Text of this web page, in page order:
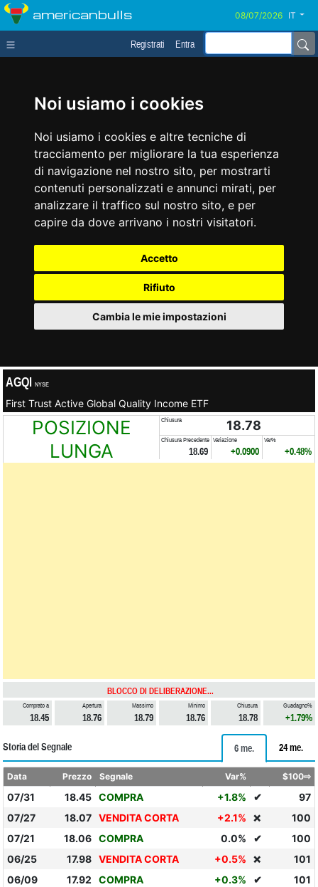
Noi usiamo i cookies
Noi usiamo i cookies e altre tecniche di
tracciamento per migliorare la tua esperienza
di navigazione nel nostro sito, per mostrarti
contenuti personalizzati e annunci mirati, per
analizzare il traffico sul nostro sito, e per
capire da dove arrivano i nostri visitatori.
Accetto
Rifiuto
Cambia le mie impostazioni
americanbulls IT
Registrati Entra
AGQI NYSE
First Trust Active Global Quality Income ETF
POSIZIONE
LUNGA
Chiusura 18.78
Chiusura Precedente
18.69
Variazione
+0.0900
Var%
+0.48%
BLOCCO DI DELIBERAZIONE...
Comprato a
18.45
Apertura
18.76
Massimo
18.79
Minimo
18.76
Chiusura
18.78
Guadagno%
+1.79%
Storia del Segnale 6 me. 24 me.
Data Prezzo Segnale Var% $100⇨
07/31 18.45 COMPRA +1.8% ✔
97
07/27
18.07 VENDITA CORTA +2.1% ❌
100
07/21
18.06 COMPRA 0.0% ✔
100
06/25
17.98 VENDITA CORTA +0.5% ❌
101
06/09
17.92 COMPRA +0.3% ✔
101